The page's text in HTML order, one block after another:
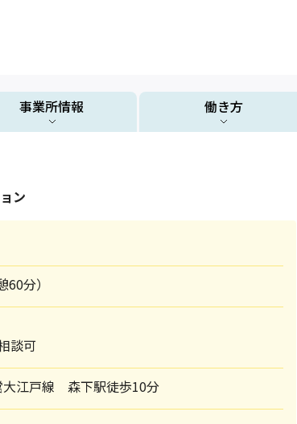
事業所情報 働き方
ン
分）
談可
大江戸線 森下駅徒歩10分